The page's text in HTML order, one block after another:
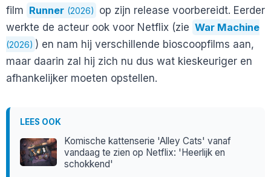
film Runner (2026)
op zijn release voorbereidt. Eerder
werkte de acteur ook voor Netflix (zie War Machine
(2026) ) en nam hij verschillende bioscoopfilms aan,
maar daarin zal hij zich nu dus wat kieskeuriger en
afhankelijker moeten opstellen.
LEES OOK
Komische kattenserie 'Alley Cats' vanaf
vandaag te zien op Netflix: 'Heerlijk en
schokkend'